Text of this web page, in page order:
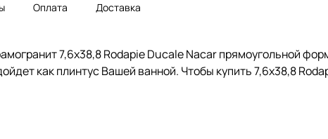
Оплата Доставка
7,6x38,8 Rodapie Ducale Nacar прямоугольной
как плинтус Вашей ванной. Чтобы купить 7,6x38,8